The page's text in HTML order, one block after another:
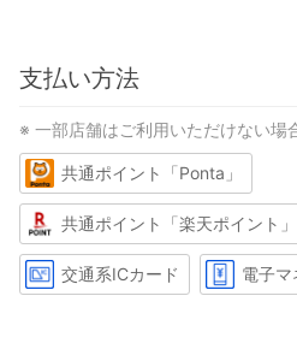
支払い方法
※ 一部店舗はご利用いただけない場
共通ポイント「Ponta」
共通ポイント「楽天ポイント」
交通系ICカード 電子マ